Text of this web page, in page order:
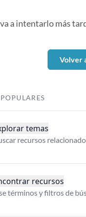
a intentarlo más
Volver
temas
recursos
recursos
términos y filtros de